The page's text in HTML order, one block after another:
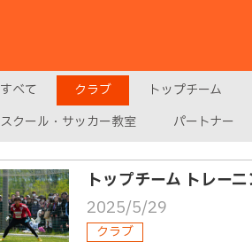
すべて クラブ トップチーム
スクール・サッカー教室
パートナー
トップチーム トレー
2025/5/29
クラブ